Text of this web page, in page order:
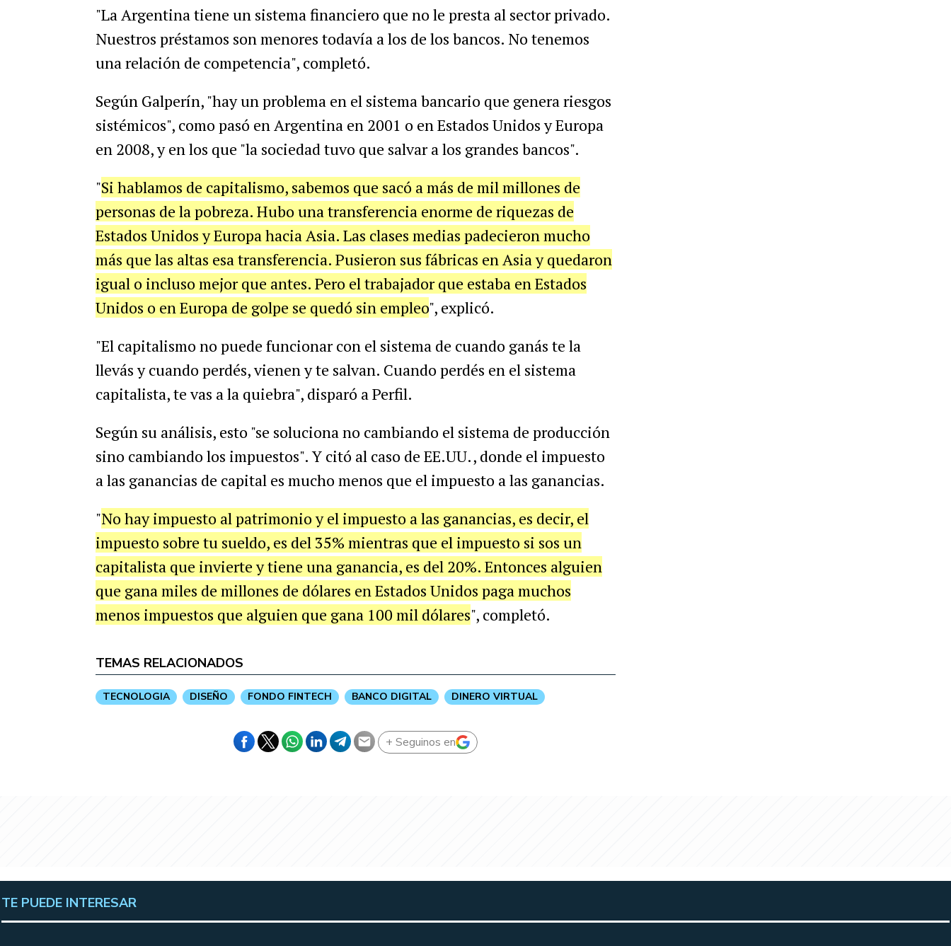
"La Argentina tiene un sistema financiero que no le presta al sector privado.
Nuestros préstamos son menores todavía a los de los bancos. No tenemos
una relación de competencia", completó.
Según Galperín, "hay un problema en el sistema bancario que genera riesgos
sistémicos", como pasó en Argentina en 2001 o en Estados Unidos y Europa
en 2008, y en los que "la sociedad tuvo que salvar a los grandes bancos".
"Si hablamos de capitalismo, sabemos que sacó a más de mil millones de
personas de la pobreza. Hubo una transferencia enorme de riquezas de
Estados Unidos y Europa hacia Asia. Las clases medias padecieron mucho
más que las altas esa transferencia. Pusieron sus fábricas en Asia y quedaron
igual o incluso mejor que antes. Pero el trabajador que estaba en Estados
Unidos o en Europa de golpe se quedó sin empleo", explicó.
"El capitalismo no puede funcionar con el sistema de cuando ganás te la
llevás y cuando perdés, vienen y te salvan. Cuando perdés en el sistema
capitalista, te vas a la quiebra", disparó a Perfil.
Según su análisis, esto "se soluciona no cambiando el sistema de producción
sino cambiando los impuestos". Y citó al caso de EE.UU., donde el impuesto
a las ganancias de capital es mucho menos que el impuesto a las ganancias.
"No hay impuesto al patrimonio y el impuesto a las ganancias, es decir, el
impuesto sobre tu sueldo, es del 35% mientras que el impuesto si sos un
capitalista que invierte y tiene una ganancia, es del 20%. Entonces alguien
que gana miles de millones de dólares en Estados Unidos paga muchos
menos impuestos que alguien que gana 100 mil dólares", completó.
TEMAS RELACIONADOS
TECNOLOGIA DISEÑO FONDO FINTECH BANCO DIGITAL DINERO VIRTUAL
+ Seguinos en
TE PUEDE INTERESAR